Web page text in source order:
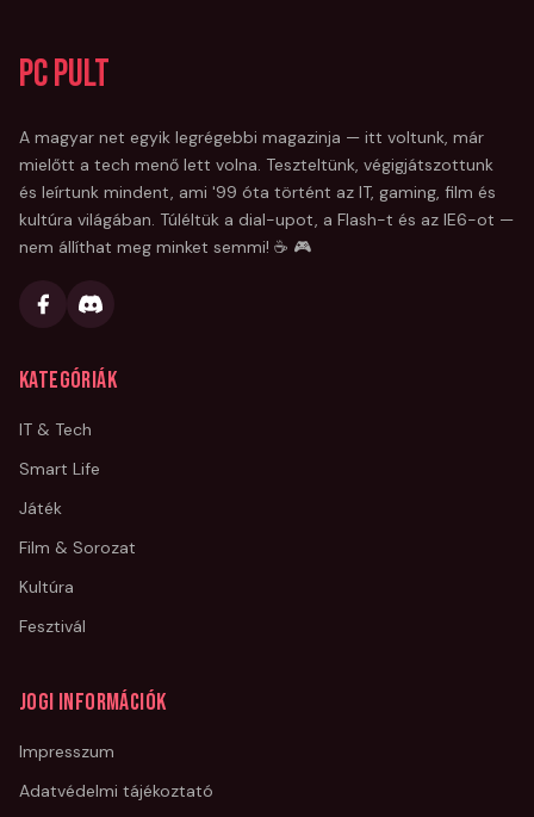
PC Pult
A magyar net egyik legrégebbi magazinja — itt voltunk, már
mielőtt a tech menő lett volna. Teszteltünk, végigjátszottunk
és leírtunk mindent, ami '99 óta történt az IT, gaming, film és
kultúra világában. Túléltük a dial-upot, a Flash-t és az IE6-ot —
nem állíthat meg minket semmi! ☕ 🎮
Kategóriák
IT & Tech
Smart Life
Játék
Film & Sorozat
Kultúra
Fesztivál
Jogi információk
Impresszum
Adatvédelmi tájékoztató